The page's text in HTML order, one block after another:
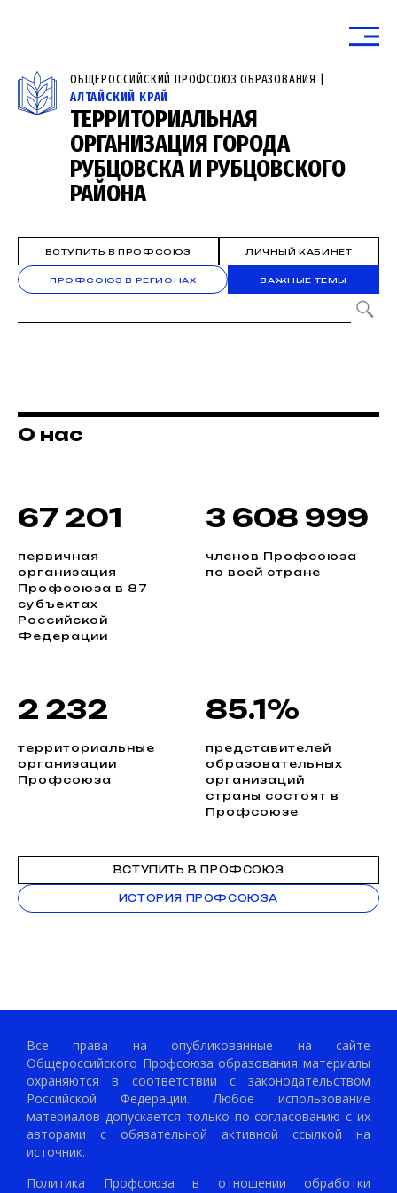
ОБЩЕРОССИЙСКИЙ ПРОФСОЮЗ ОБРАЗОВАНИЯ |
АЛТАЙСКИЙ КРАЙ
ТЕРРИТОРИАЛЬНАЯ
ОРГАНИЗАЦИЯ ГОРОДА
РУБЦОВСКА И РУБЦОВСКОГО
РАЙОНА
ВСТУПИТЬ В ПРОФСОЮЗ ЛИЧНЫЙ КАБИНЕТ
ПРОФСОЮЗ В РЕГИОНАХ ВАЖНЫЕ ТЕМЫ
О нас
67 201
первичная
организация
Профсоюза в 87
субъектах
Российской
Федерации
3 608 999
членов Профсоюза
по всей стране
2 232
территориальные
организации
Профсоюза
85.1%
представителей
образовательных
организаций
страны состоят в
Профсоюзе
ВСТУПИТЬ В ПРОФСОЮЗ
ИСТОРИЯ ПРОФСОЮЗА
Все права на опубликованные на сайте
Общероссийского Профсоюза образования материалы
охраняются в соответствии с законодательством
Российской Федерации. Любое использование
материалов допускается только по согласованию с их
авторами с обязательной активной ссылкой на
источник.
Политика Профсоюза в отношении обработки